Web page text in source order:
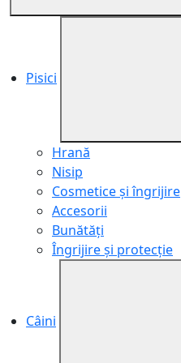
Pisici
Hrană
Nisip
Cosmetice și îngrijire
Accesorii
Bunătăți
Îngrijire și protecție
Câini